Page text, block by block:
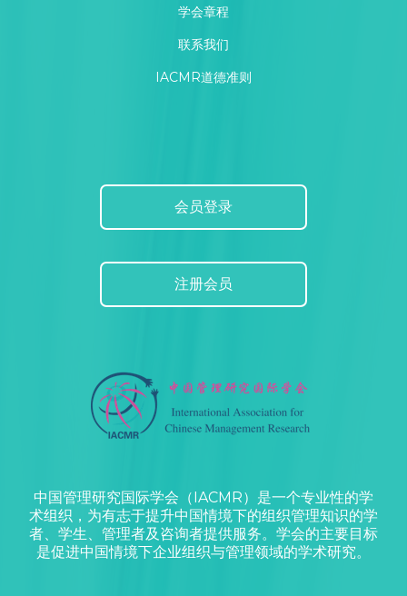
学会章程
联系我们
IACMR道德准则
会员登录
注册会员
中国管理研究国际学会（IACMR）是一个专业性的学
术组织，为有志于提升中国情境下的组织管理知识的学
者、学生、管理者及咨询者提供服务。学会的主要目标
是促进中国情境下企业组织与管理领域的学术研究。